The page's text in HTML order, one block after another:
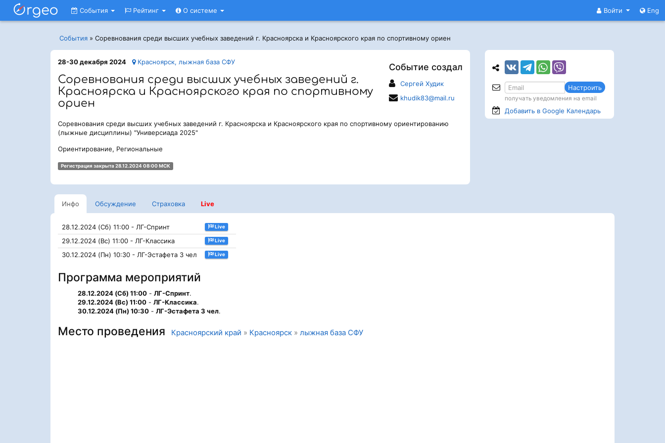
Войти Eng
События Рейтинг О системе
События » Соревнования среди высших учебных заведений г. Красноярска и Красноярского края по спортивному ориен
Событие создал
Сергей Худик
khudik83@mail.ru
28-30 декабря 2024 Красноярск, лыжная база СФУ
Соревнования среди высших учебных заведений г.
Красноярска и Красноярского края по спортивному
ориен
Соревнования среди высших учебных заведений г. Красноярска и Красноярского края по спортивному ориентированию
(лыжные дисциплины) "Универсиада 2025"
Ориентирование, Региональные
Регистрация закрыта 28.12.2024 08:00 МСК
Инфо Обсуждение Страховка Live
28.12.2024 (Сб) 11:00 - ЛГ-Спринт Live
29.12.2024 (Вс) 11:00 - ЛГ-Классика Live
30.12.2024 (Пн) 10:30 - ЛГ-Эстафета 3 чел Live
Программа мероприятий
28.12.2024 (Сб) 11:00 - ЛГ-Спринт.
29.12.2024 (Вс) 11:00 - ЛГ-Классика.
30.12.2024 (Пн) 10:30 - ЛГ-Эстафета 3 чел.
Место проведения Красноярский край » Красноярск » лыжная база СФУ
Настроить
получать уведомления на email
Добавить в Google Календарь